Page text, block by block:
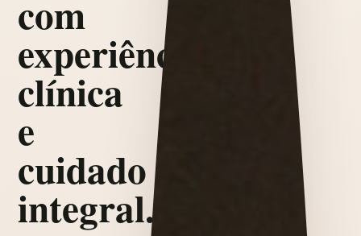
com
experiência
clínica
e
cuidado
integral.